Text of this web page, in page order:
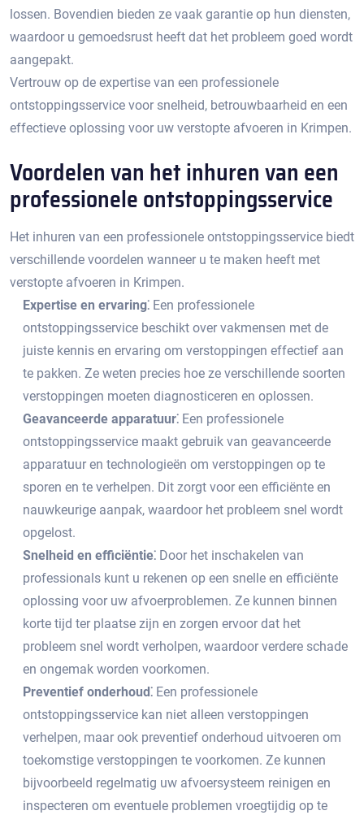
lossen.​ Bovendien bieden ze vaak garantie op hun diensten,
waardoor u gemoedsrust heeft dat het probleem goed wordt
aangepakt.
Vertrouw op de expertise van een professionele
ontstoppingsservice voor snelheid, betrouwbaarheid en een
effectieve oplossing voor uw verstopte afvoeren in Krimpen.​
Voordelen van het inhuren van een
professionele ontstoppingsservice
Het inhuren van een professionele ontstoppingsservice biedt
verschillende voordelen wanneer u te maken heeft met
verstopte afvoeren in Krimpen.
Expertise en ervaring⁚ Een professionele
ontstoppingsservice beschikt over vakmensen met de
juiste kennis en ervaring om verstoppingen effectief aan
te pakken.​ Ze weten precies hoe ze verschillende soorten
verstoppingen moeten diagnosticeren en oplossen.​
Geavanceerde apparatuur⁚ Een professionele
ontstoppingsservice maakt gebruik van geavanceerde
apparatuur en technologieën om verstoppingen op te
sporen en te verhelpen.​ Dit zorgt voor een efficiënte en
nauwkeurige aanpak, waardoor het probleem snel wordt
opgelost.​
Snelheid en efficiëntie⁚ Door het inschakelen van
professionals kunt u rekenen op een snelle en efficiënte
oplossing voor uw afvoerproblemen.​ Ze kunnen binnen
korte tijd ter plaatse zijn en zorgen ervoor dat het
probleem snel wordt verholpen, waardoor verdere schade
en ongemak worden voorkomen.​
Preventief onderhoud⁚ Een professionele
ontstoppingsservice kan niet alleen verstoppingen
verhelpen, maar ook preventief onderhoud uitvoeren om
toekomstige verstoppingen te voorkomen.​ Ze kunnen
bijvoorbeeld regelmatig uw afvoersysteem reinigen en
inspecteren om eventuele problemen vroegtijdig op te